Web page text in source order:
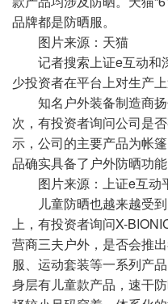
品牌都是防晒服。
图片来源：天猫
记者搜索上证e互动和
少投资者在平台上对生产
知名户外装备制造商
次，有投资者询问公司是
示，公司的主要产品为帐
品确实具备了户外防晒功能
图片来源：上证e互动
儿童防晒也越来越受
上，有投资者询问X-
营商三夫户外，是否会推
服、运动套装等一系列产
身层有儿童款产品，速干